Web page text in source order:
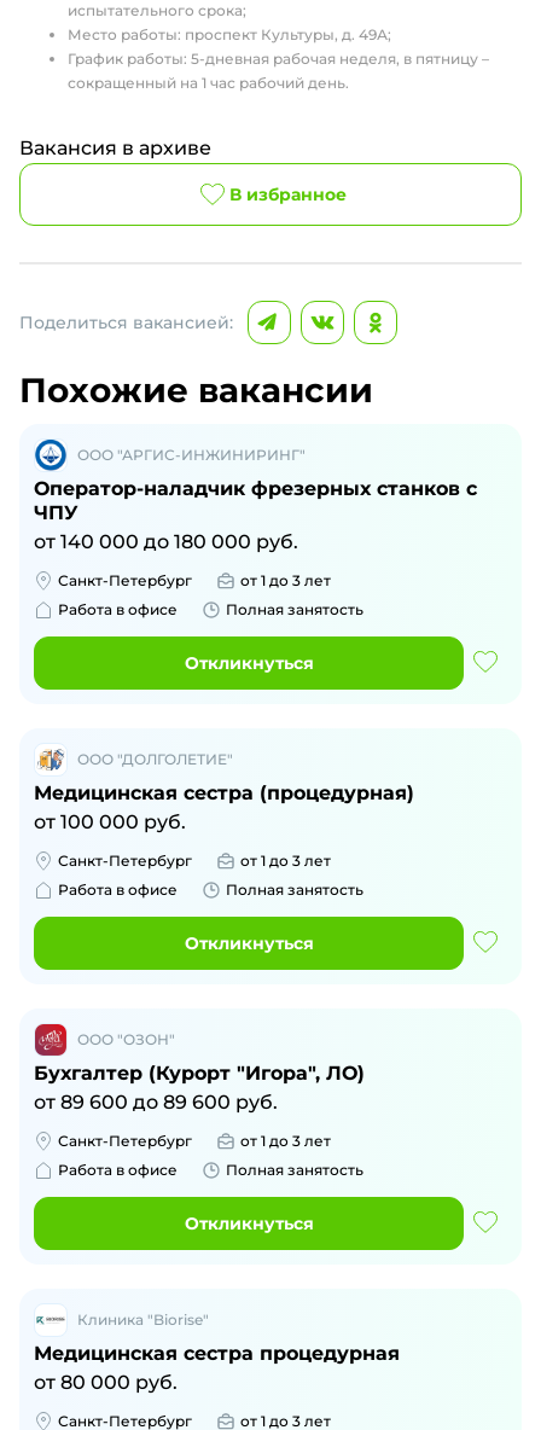
испытательного срока;
Место работы: проспект Культуры, д. 49А;
График работы: 5-дневная рабочая неделя, в пятницу –
сокращенный на 1 час рабочий день.
Вакансия в архиве
В избранное
Поделиться вакансией:
Похожие вакансии
ООО "АРГИС-ИНЖИНИРИНГ"
Оператор-наладчик фрезерных станков с
ЧПУ
от 140 000 до 180 000 руб.
Санкт-Петербург
от 1 до 3 лет
Работа в офисе
Полная занятость
Откликнуться
ООО "ДОЛГОЛЕТИЕ"
Медицинская сестра (процедурная)
от 100 000 руб.
Санкт-Петербург
от 1 до 3 лет
Работа в офисе
Полная занятость
Откликнуться
ООО "ОЗОН"
Бухгалтер (Курорт "Игора", ЛО)
от 89 600 до 89 600 руб.
Санкт-Петербург
от 1 до 3 лет
Работа в офисе
Полная занятость
Откликнуться
Клиника "Biorise"
Медицинская сестра процедурная
от 80 000 руб.
Санкт-Петербург от 1 до 3 лет